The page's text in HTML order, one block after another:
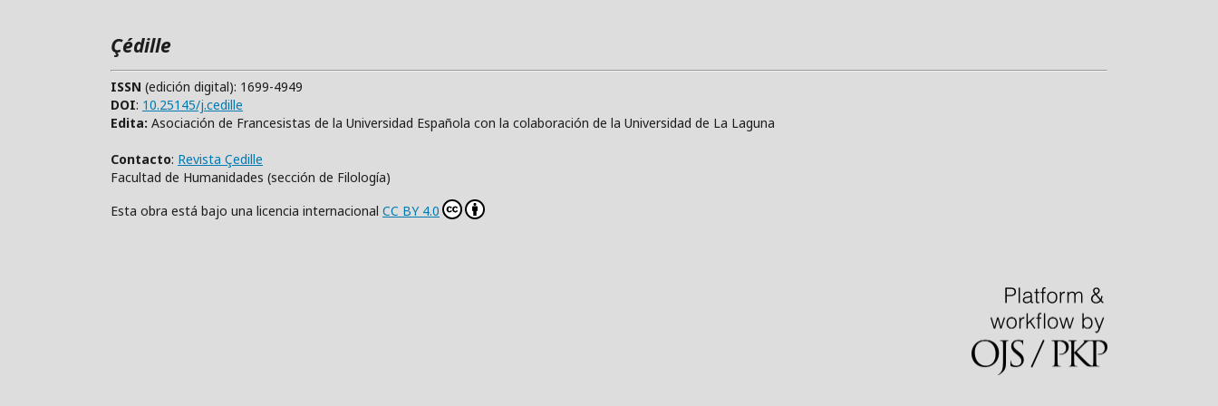
Çédille
ISSN (edición digital): 1699-4949
DOI: 10.25145/j.cedille
Edita: Asociación de Francesistas de la Universidad Española con la colaboración de la Universidad de La Laguna
Contacto: Revista Çedille
Facultad de Humanidades (sección de Filología)
Esta obra está bajo una licencia internacional CC BY 4.0